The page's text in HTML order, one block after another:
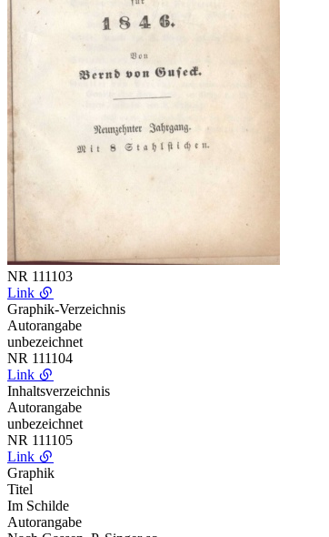
NR 111103
Link
Graphik-Verzeichnis
Autorangabe
unbezeichnet
NR 111104
Link
Inhaltsverzeichnis
Autorangabe
unbezeichnet
NR 111105
Link
Graphik
Titel
Im Schilde
Autorangabe